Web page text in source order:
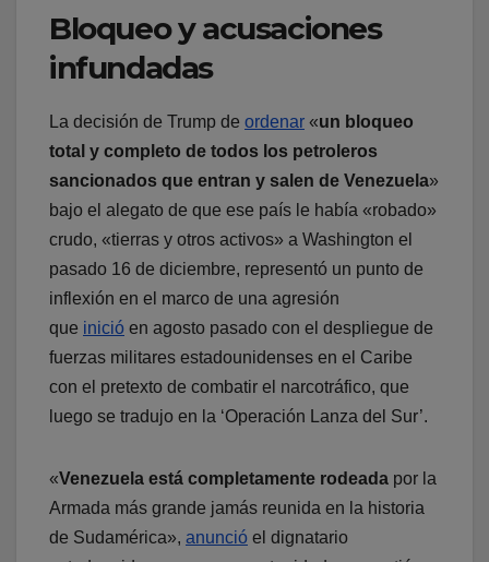
Bloqueo y acusaciones
infundadas
La decisión de Trump de ordenar «un bloqueo
total y completo de todos los petroleros
sancionados que entran y salen de Venezuela»
bajo el alegato de que ese país le había «robado»
crudo, «tierras y otros activos» a Washington el
pasado 16 de diciembre, representó un punto de
inflexión en el marco de una agresión
que inició en agosto pasado con el despliegue de
fuerzas militares estadounidenses en el Caribe
con el pretexto de combatir el narcotráfico, que
luego se tradujo en la ‘Operación Lanza del Sur’.
«Venezuela está completamente rodeada por la
Armada más grande jamás reunida en la historia
de Sudamérica», anunció el dignatario